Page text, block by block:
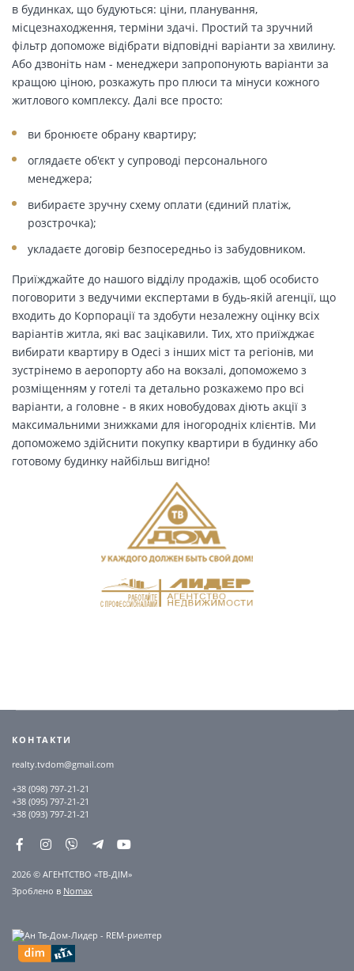
в будинках, що будуються: ціни, планування,
місцезнаходження, терміни здачі. Простий та зручний
фільтр допоможе відібрати відповідні варіанти за хвилину.
Або дзвоніть нам - менеджери запропонують варіанти за
кращою ціною, розкажуть про плюси та мінуси кожного
житлового комплексу. Далі все просто:
ви бронюєте обрану квартиру;
оглядаєте об'єкт у супроводі персонального
менеджера;
вибираєте зручну схему оплати (єдиний платіж,
розстрочка);
укладаєте договір безпосередньо із забудовником.
Приїжджайте до нашого відділу продажів, щоб особисто
поговорити з ведучими експертами в будь-якій агенції, що
входить до Корпорації та здобути незалежну оцінку всіх
варіантів житла, які вас зацікавили. Тих, хто приїжджає
вибирати квартиру в Одесі з інших міст та регіонів, ми
зустрінемо в аеропорту або на вокзалі, допоможемо з
розміщенням у готелі та детально розкажемо про всі
варіанти, а головне - в яких новобудовах діють акції з
максимальними знижками для іногородніх клієнтів. Ми
допоможемо здійснити покупку квартири в будинку або
готовому будинку найбільш вигідно!
КОНТАКТИ
realty.tvdom@gmail.com
+38 (098) 797-21-21
+38 (095) 797-21-21
+38 (093) 797-21-21
2026 © АГЕНТСТВО «ТВ-ДІМ»
Зроблено в Nomax